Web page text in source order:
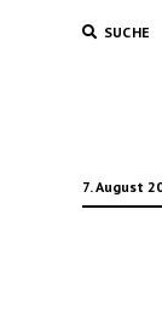
SUCHE
7. August